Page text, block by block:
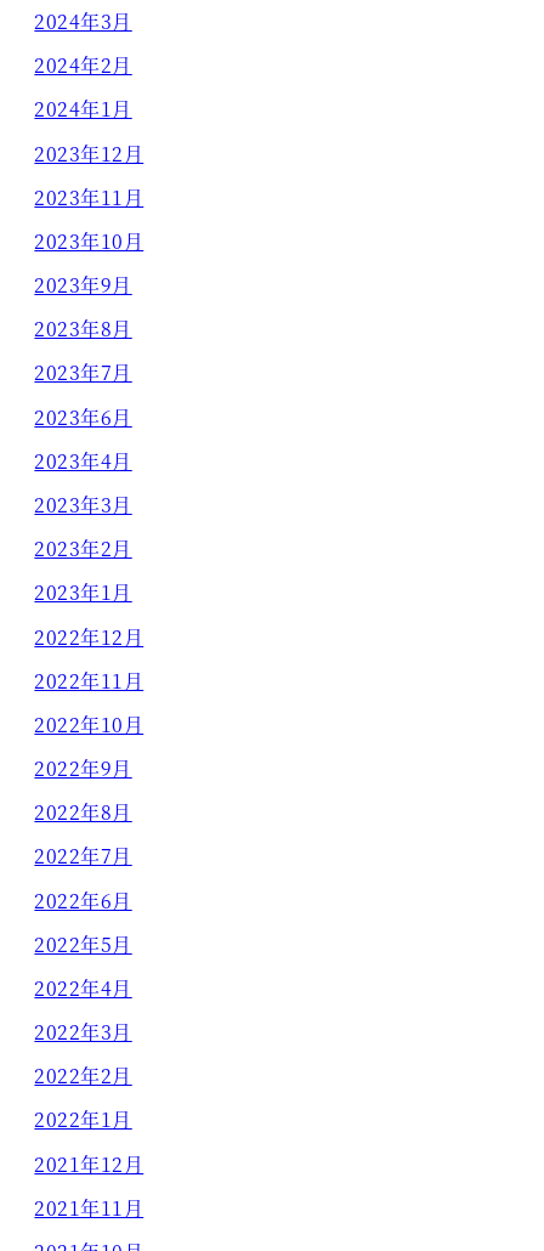
2024年3月
2024年2月
2024年1月
2023年12月
2023年11月
2023年10月
2023年9月
2023年8月
2023年7月
2023年6月
2023年4月
2023年3月
2023年2月
2023年1月
2022年12月
2022年11月
2022年10月
2022年9月
2022年8月
2022年7月
2022年6月
2022年5月
2022年4月
2022年3月
2022年2月
2022年1月
2021年12月
2021年11月